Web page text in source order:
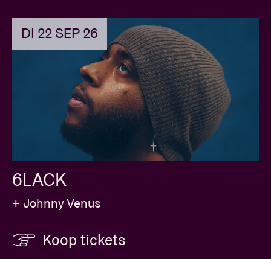
DI 22 SEP 26
6LACK
+ Johnny Venus
Koop tickets